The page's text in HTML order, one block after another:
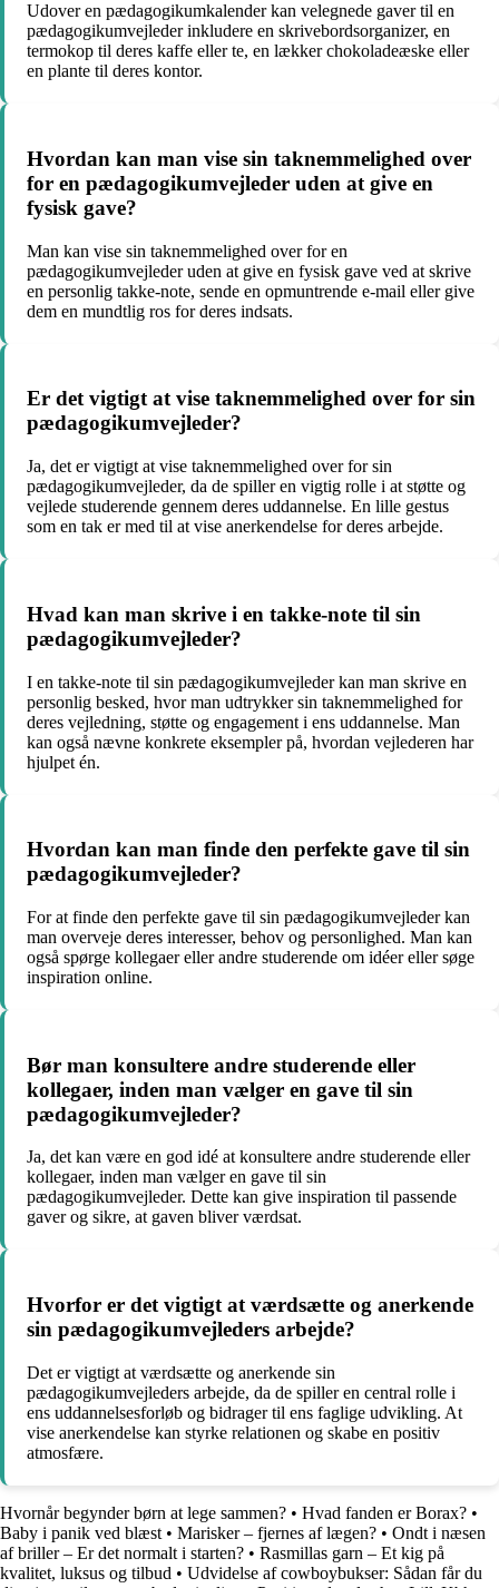
Udover en pædagogikumkalender kan velegnede gaver til en
pædagogikumvejleder inkludere en skrivebordsorganizer, en
termokop til deres kaffe eller te, en lækker chokoladeæske eller
en plante til deres kontor.
Hvordan kan man vise sin taknemmelighed over
for en pædagogikumvejleder uden at give en
fysisk gave?
Man kan vise sin taknemmelighed over for en
pædagogikumvejleder uden at give en fysisk gave ved at skrive
en personlig takke-note, sende en opmuntrende e-mail eller give
dem en mundtlig ros for deres indsats.
Er det vigtigt at vise taknemmelighed over for sin
pædagogikumvejleder?
Ja, det er vigtigt at vise taknemmelighed over for sin
pædagogikumvejleder, da de spiller en vigtig rolle i at støtte og
vejlede studerende gennem deres uddannelse. En lille gestus
som en tak er med til at vise anerkendelse for deres arbejde.
Hvad kan man skrive i en takke-note til sin
pædagogikumvejleder?
I en takke-note til sin pædagogikumvejleder kan man skrive en
personlig besked, hvor man udtrykker sin taknemmelighed for
deres vejledning, støtte og engagement i ens uddannelse. Man
kan også nævne konkrete eksempler på, hvordan vejlederen har
hjulpet én.
Hvordan kan man finde den perfekte gave til sin
pædagogikumvejleder?
For at finde den perfekte gave til sin pædagogikumvejleder kan
man overveje deres interesser, behov og personlighed. Man kan
også spørge kollegaer eller andre studerende om idéer eller søge
inspiration online.
Bør man konsultere andre studerende eller
kollegaer, inden man vælger en gave til sin
pædagogikumvejleder?
Ja, det kan være en god idé at konsultere andre studerende eller
kollegaer, inden man vælger en gave til sin
pædagogikumvejleder. Dette kan give inspiration til passende
gaver og sikre, at gaven bliver værdsat.
Hvorfor er det vigtigt at værdsætte og anerkende
sin pædagogikumvejleders arbejde?
Det er vigtigt at værdsætte og anerkende sin
pædagogikumvejleders arbejde, da de spiller en central rolle i
ens uddannelsesforløb og bidrager til ens faglige udvikling. At
vise anerkendelse kan styrke relationen og skabe en positiv
atmosfære.
Hvornår begynder børn at lege sammen? • Hvad fanden er Borax? •
Baby i panik ved blæst • Marisker – fjernes af lægen? • Ondt i næsen
af briller – Er det normalt i starten? • Rasmillas garn – Et kig på
kvalitet, luksus og tilbud • Udvidelse af cowboybukser: Sådan får du